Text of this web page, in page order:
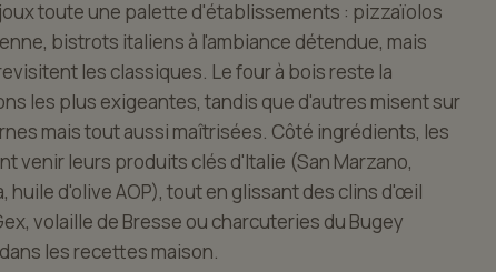
toute une palette d'établissements : pizzaïolos
bistrots italiens à l'ambiance détendue, mais
les classiques. Le four à bois reste la
les plus exigeantes, tandis que d'autres misent sur
mais tout aussi maîtrisées. Côté ingrédients, les
venir leurs produits clés d'Italie (San Marzano,
huile d'olive AOP), tout en glissant des clins d'œil
volaille de Bresse ou charcuteries du Bugey
les recettes maison.